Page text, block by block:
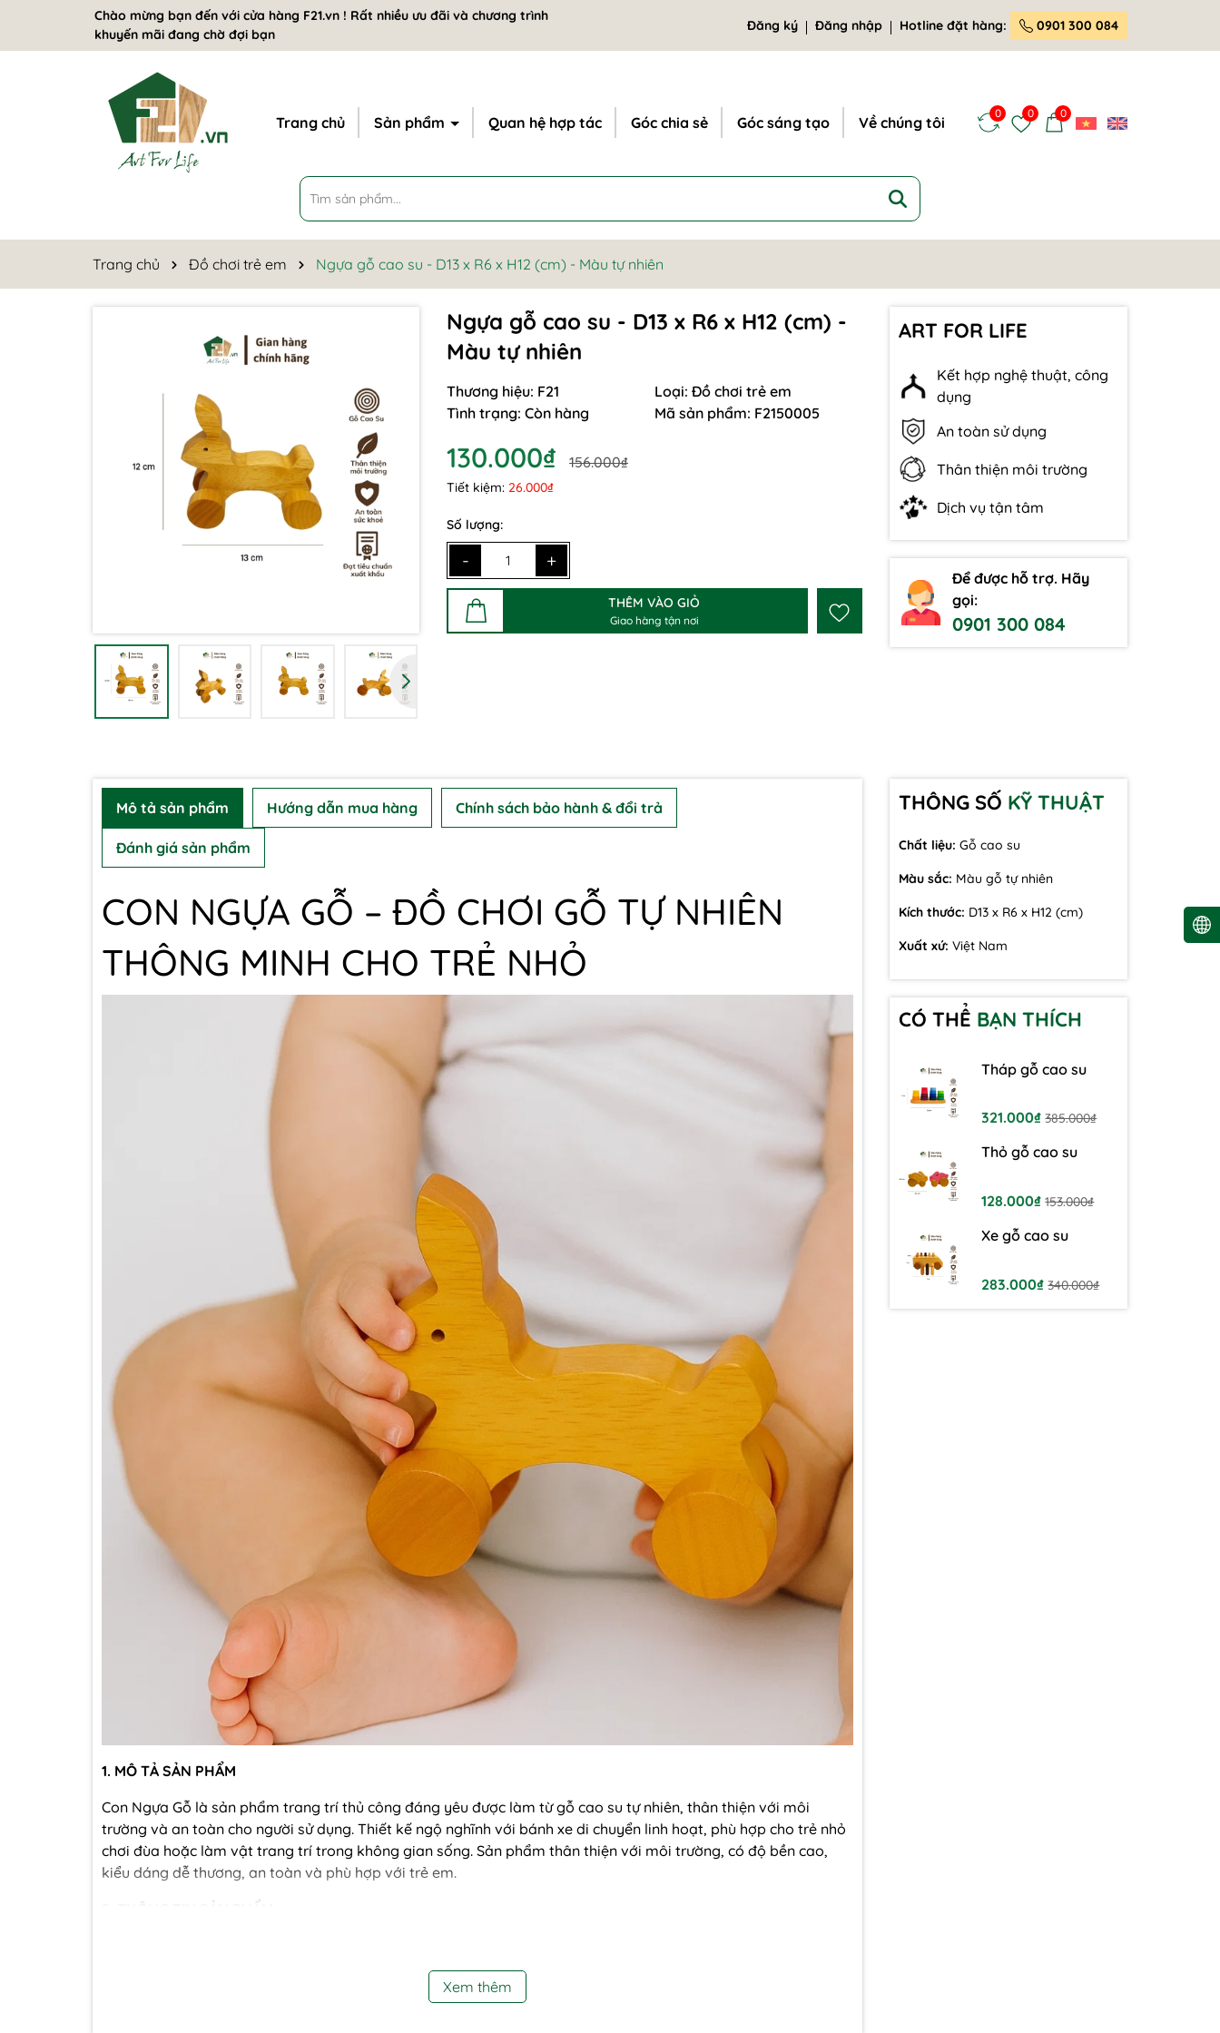
Chào mừng bạn đến với cửa hàng F21.vn ! Rất nhiều ưu đãi và chương trình
khuyến mãi đang chờ đợi bạn
Đăng ký Đăng nhập Hotline đặt hàng: 0901 300 084
Trang chủ Sản phẩm Quan hệ hợp tác Góc chia sẻ Góc sáng tạo Về chúng tôi
0 0 0
Trang chủ Đồ chơi trẻ em Ngựa gỗ cao su - D13 x R6 x H12 (cm) - Màu tự nhiên
Ngựa gỗ cao su - D13 x R6 x H12 (cm) -
Màu tự nhiên
Thương hiệu: F21 Loại: Đồ chơi trẻ em
Tình trạng: Còn hàng Mã sản phẩm: F2150005
130.000₫ 156.000₫
Tiết kiệm: 26.000₫
Số lượng:
- +
THÊM VÀO GIỎ
Giao hàng tận nơi
ART FOR LIFE
Kết hợp nghệ thuật, công
dụng
An toàn sử dụng
Thân thiện môi trường
Dịch vụ tận tâm
Để được hỗ trợ. Hãy
gọi:
0901 300 084
Mã giảm giá:
Ngày hết hạn:
Mô tả sản phẩm Hướng dẫn mua hàng Chính sách bảo hành & đổi trả
Đánh giá sản phẩm
CON NGỰA GỖ – ĐỒ CHƠI GỖ TỰ NHIÊN
THÔNG MINH CHO TRẺ NHỎ
1. MÔ TẢ SẢN PHẨM
Con Ngựa Gỗ là sản phẩm trang trí thủ công đáng yêu được làm từ gỗ cao su tự nhiên, thân thiện với môi
trường và an toàn cho người sử dụng. Thiết kế ngộ nghĩnh với bánh xe di chuyển linh hoạt, phù hợp cho trẻ nhỏ
chơi đùa hoặc làm vật trang trí trong không gian sống. Sản phẩm thân thiện với môi trường, có độ bền cao,
kiểu dáng dễ thương, an toàn và phù hợp với trẻ em.
Xem thêm
THÔNG SỐ KỸ THUẬT
Chất liệu: Gỗ cao su
Màu sắc: Màu gỗ tự nhiên
Kích thước: D13 x R6 x H12 (cm)
Xuất xứ: Việt Nam
CÓ THỂ BẠN THÍCH
Tháp gỗ cao su
321.000₫ 385.000₫
Thỏ gỗ cao su
128.000₫ 153.000₫
Xe gỗ cao su
283.000₫ 340.000₫